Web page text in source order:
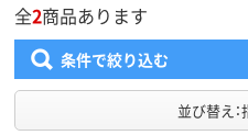
全2商品あります
条件で絞り込む
並び替え